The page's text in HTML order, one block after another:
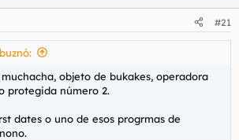
#21
objeto de bukakes, operadora
protegida número 2.
dates o uno de esos progrmas de